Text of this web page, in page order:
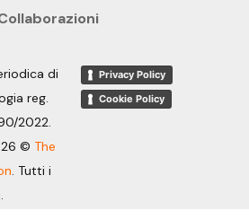
di
reg.
2022.
©The
. Tutti i
Privacy Policy
Cookie Policy